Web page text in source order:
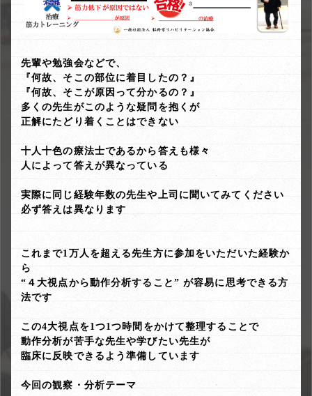
先輩や勉強会などで、
『何故、そこの部位に着目したの？』
『何故、そこが原因って分かるの？』
多くの先生がこのような疑問を抱くが
正解にたどり着くことはできない
十人十色の療法士であるから答えも様々
人によって答えが異なっている
実際に同じ経験年数の先生や上司に聞いてみてください
必ず答えは異なります
これまで1万人を超える先生方に参加をいただいた経験か
ら
“４大視点から動作分析すること” が容易に思考できる方
法です
この4大視点を1つ1つ時間をかけて整理することで
動作分析が苦手な先生や学びたい先生が
臨床に反映できるよう準備しています
今回の観察・分析テーマ